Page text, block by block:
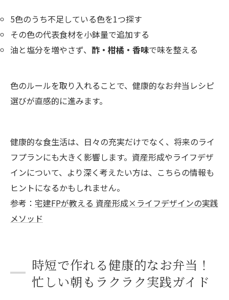
5色のうち不足している色を1つ探す
その色の代表食材を小鉢量で追加する
油と塩分を増やさず、 酢・柑橘・香味で味を整える
色のルールを取り入れることで、健康的なお弁当レシピ
選びが直感的に進みます。
健康的な食生活は、日々の充実だけでなく、将来のライ
フプランにも大きく影響します。資産形成やライフデザ
インについて、より深く考えたい方は、こちらの情報も
ヒントになるかもしれません。
参考： 宅建FPが教える 資産形成×ライフデザインの実践
メソッド
時短で作れる健康的なお弁当！
忙しい朝もラクラク実践ガイド